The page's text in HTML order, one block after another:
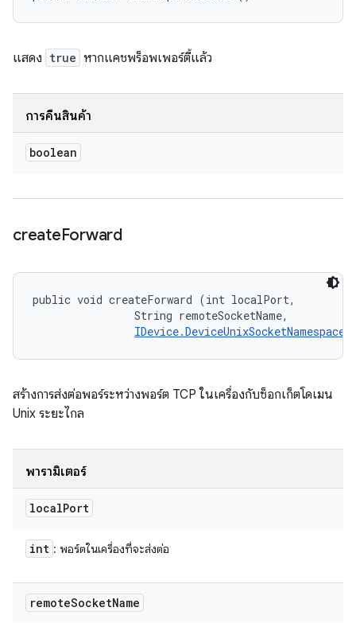
แสดง true หากแคชพร็อพเพอร์ตี้แล้ว
การคืนสินค้า
boolean
createForward
public void createForward (int localPort,
                String remoteSocketName,
IDevice.DeviceUnixSocketNamespace
สร้างการส่งต่อพอร์ระหว่างพอร์ต TCP ในเครื่องกับซ็อกเก็ตโดเมน
Unix ระยะไกล
พารามิเตอร์
localPort
int : พอร์ตในเครื่องที่จะส่งต่อ
remoteSocketName